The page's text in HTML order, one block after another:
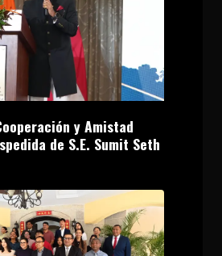
y Amistad
de S.E. Sumit Seth